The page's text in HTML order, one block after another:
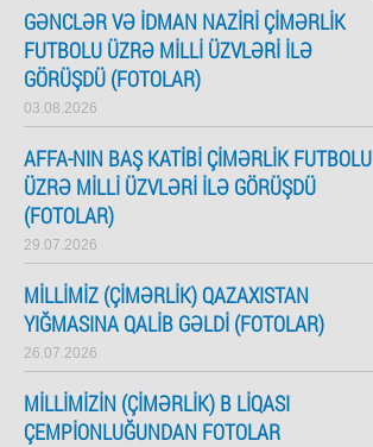
GƏNCLƏR VƏ IDMAN NAZIRI ÇIMƏRLIK
FUTBOLU ÜZRƏ MILLI ÜZVLƏRI ILƏ
GÖRÜŞDÜ (FOTOLAR)
03.08.2026
AFFA-NIN BAŞ KATIBI ÇIMƏRLIK FUTBOLU
ÜZRƏ MILLI ÜZVLƏRI ILƏ GÖRÜŞDÜ
(FOTOLAR)
29.07.2026
MILLIMIZ (ÇIMƏRLIK) QAZAXISTAN
YIĞMASINA QALIB GƏLDI (FOTOLAR)
26.07.2026
MILLIMIZIN (ÇIMƏRLIK) B LIQASI
ÇEMPIONLUĞUNDAN FOTOLAR